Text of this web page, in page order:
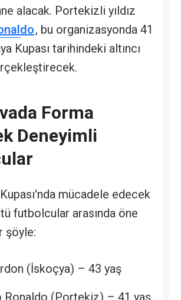
alacak. Portekizli yıldız
, bu organizasyonda 41
Kupası tarihindeki altıncı
Forma
Deneyimli
mücadele edecek
futbolcular arasında öne
şöyle:
(İskoçya) – 43 yaş
Ronaldo (Portekiz) – 41 yaş